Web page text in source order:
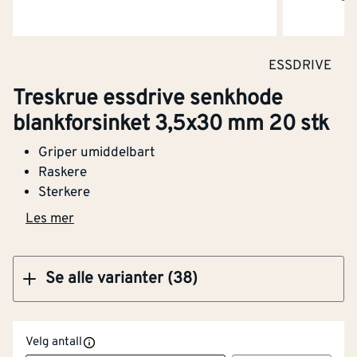
ESSDRIVE
Treskrue essdrive senkhode
blankforsinket 3,5x30 mm 20 stk
Griper umiddelbart
Raskere
Sterkere
Les mer
Se alle varianter (38)
Treskrue Essdrive senkhode blankforsinket
3x16 mm 20 stk
Velg antall
Lengde (mm) [mm] 30
Gjengelengde